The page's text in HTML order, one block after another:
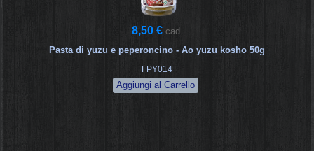
8,50 € cad.
Pasta di yuzu e peperoncino - Ao yuzu kosho 50g
FPY014